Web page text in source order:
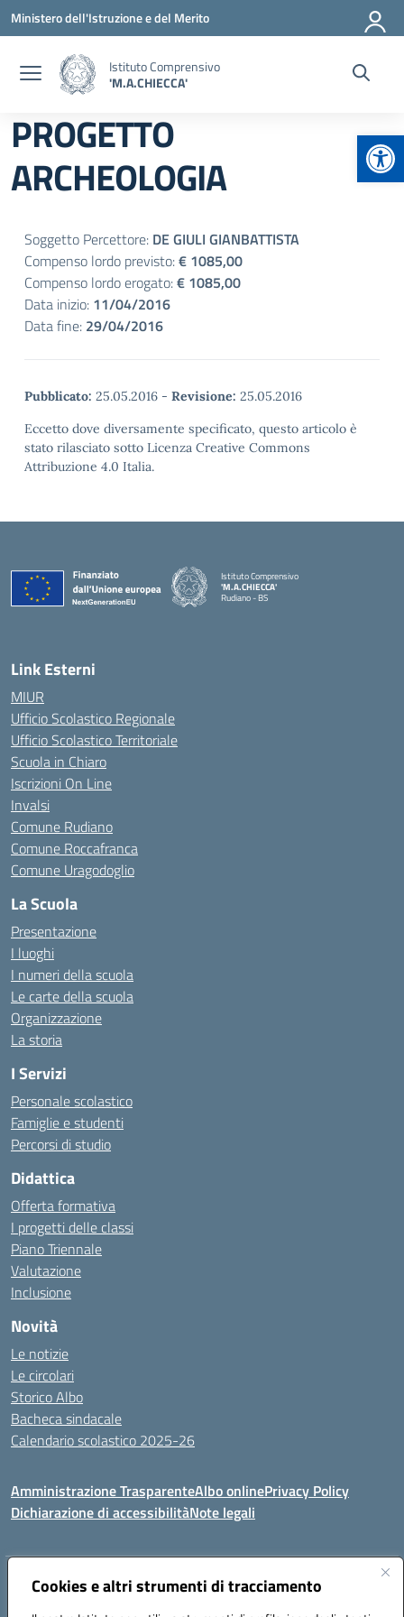
Cookies e altri strumenti di tracciamento
Vai ai contenuti
Vai al menu di navigazione
Vai al footer
Ministero dell'Istruzione e del Merito
Istituto Comprensivo
'M.A.CHIECCA'
PROGETTO
ARCHEOLOGIA
Soggetto Percettore: DE GIULI GIANBATTISTA
Compenso lordo previsto:€ 1085,00
Compenso lordo erogato:€ 1085,00
Data inizio: 11/04/2016
Data fine: 29/04/2016
Pubblicato: 25.05.2016 - Revisione: 25.05.2016
Eccetto dove diversamente specificato, questo articolo è
stato rilasciato sotto Licenza Creative Commons
Attribuzione 4.0 Italia.
Istituto Comprensivo
'M.A.CHIECCA'
Rudiano - BS
Link Esterni
MIUR
Ufficio Scolastico Regionale
Ufficio Scolastico Territoriale
Scuola in Chiaro
Iscrizioni On Line
Invalsi
Comune Rudiano
Comune Roccafranca
Comune Uragodoglio
La Scuola
Presentazione
I luoghi
I numeri della scuola
Le carte della scuola
Organizzazione
La storia
I Servizi
Personale scolastico
Famiglie e studenti
Percorsi di studio
Didattica
Offerta formativa
I progetti delle classi
Piano Triennale
Valutazione
Inclusione
Novità
Le notizie
Le circolari
Storico Albo
Bacheca sindacale
Calendario scolastico 2025-26
Amministrazione TrasparenteAlbo onlinePrivacy Policy
Dichiarazione di accessibilitàNote legali
Indirizzo:VIA A. DE GASPERI, 41 RUDIANO 25030 RUDIANO